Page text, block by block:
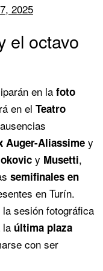
2025
el octavo
en la foto
en el Teatro
Auger-Aliassime y
y Musetti,
semifinales en
en Turín.
sesión fotográfica
la última plaza
con ser